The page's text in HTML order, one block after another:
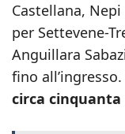
Castellana,
per Settevene-
Anguillara
fino all’ingresso.
circa